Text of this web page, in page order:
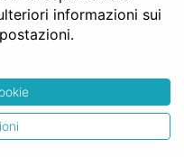
in
si pensi al caso
dal notaio in una
storico, meta
informazioni sui